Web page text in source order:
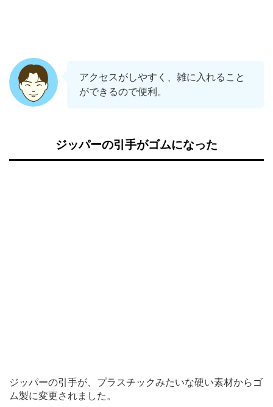
アクセスがしやすく、雑に入れること
ができるので便利。
ジッパーの引手がゴムになった
ジッパーの引手が、プラスチックみたいな硬い素材からゴ
ム製に変更されました。